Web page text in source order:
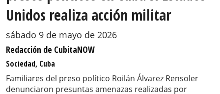
Unidos realiza acción militar
sábado 9 de mayo de 2026
Redacción de CubitaNOW
Sociedad, Cuba
Familiares del preso político Roilán Álvarez Rensoler
denunciaron presuntas amenazas realizadas por